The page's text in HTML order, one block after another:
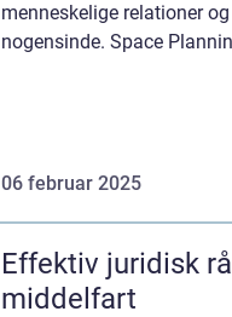
menneskelige relationer
nogensinde. Space
06 februar 2025
Effektiv juridisk
middelfart